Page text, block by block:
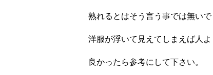
熟れるとはそう言う事では無いで
洋服が浮いて見えてしまえば人
良かったら参考にして下さい。